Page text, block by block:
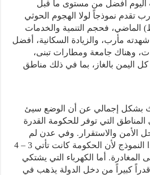
اليوم أفضل من مستوى ما قبل
تقدم نموذجاً لولا الهجوم الحوثي
الماضي، فحجم التنمية والخدمات
شهدته مأرب، والزيادة السكانية، أفضل
10 سنوات، وهناك جامعة ومطارات تبنى،
اليمن بالغاز، بما في ذلك مناطق
بشكل إجمالي عن أن الوضع سيئ
التي توفر للحكومة القدرة
الأمن والاستقرار. وفي عدن لم
نستطع تقديم هذا النموذج لأن الحكومة كانت تأتي 3 – 4
المغادرة. أما الكهرباء التي يشتكي
قدراً كبيراً من دخل الدولة يذهب في